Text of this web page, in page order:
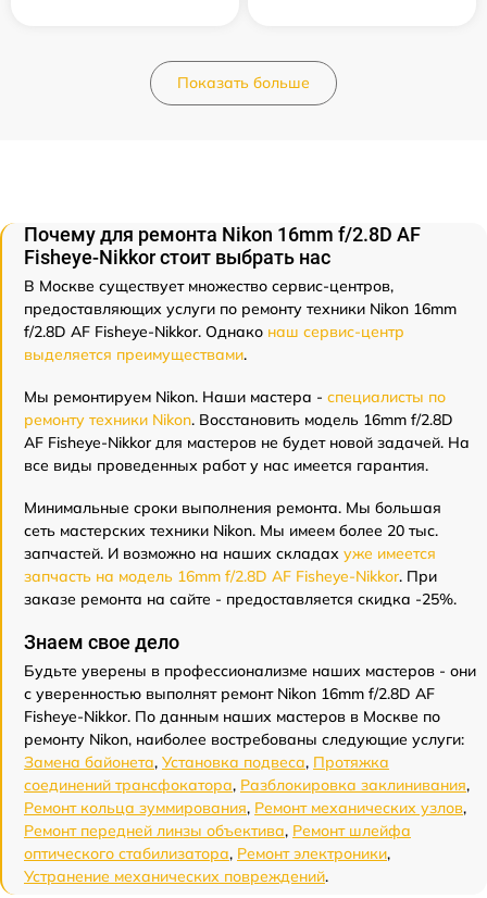
Показать больше
Почему для ремонта Nikon 16mm f/2.8D AF
Fisheye-Nikkor стоит выбрать нас
В Москве существует множество сервис-центров,
предоставляющих услуги по ремонту техники Nikon 16mm
f/2.8D AF Fisheye-Nikkor. Однако наш сервис-центр
выделяется преимуществами.
Мы ремонтируем Nikon. Наши мастера - специалисты по
ремонту техники Nikon. Восстановить модель 16mm f/2.8D
AF Fisheye-Nikkor для мастеров не будет новой задачей. На
все виды проведенных работ у нас имеется гарантия.
Минимальные сроки выполнения ремонта. Мы большая
сеть мастерских техники Nikon. Мы имеем более 20 тыс.
запчастей. И возможно на наших складах уже имеется
запчасть на модель 16mm f/2.8D AF Fisheye-Nikkor. При
заказе ремонта на сайте - предоставляется скидка -25%.
Знаем свое дело
Будьте уверены в профессионализме наших мастеров - они
с уверенностью выполнят ремонт Nikon 16mm f/2.8D AF
Fisheye-Nikkor. По данным наших мастеров в Москве по
ремонту Nikon, наиболее востребованы следующие услуги:
Замена байонета, Установка подвеса, Протяжка
соединений трансфокатора, Разблокировка заклинивания,
Ремонт кольца зуммирования, Ремонт механических узлов,
Ремонт передней линзы объектива, Ремонт шлейфа
оптического стабилизатора, Ремонт электроники,
Устранение механических повреждений.